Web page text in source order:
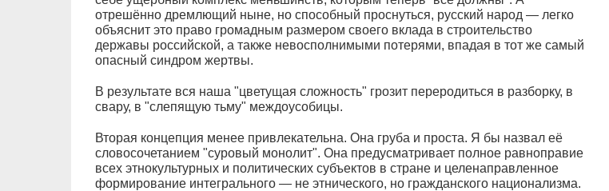
отрешённо дремлющий ныне, но способный проснуться, русский народ — легко
объяснит это право громадным размером своего вклада в строительство
державы российской, а также невосполнимыми потерями, впадая в тот же самый
опасный синдром жертвы.
В результате вся наша "цветущая сложность" грозит переродиться в разборку, в
свару, в "слепящую тьму" междоусобицы.
Вторая концепция менее привлекательна. Она груба и проста. Я бы назвал её
словосочетанием "суровый монолит". Она предусматривает полное равноправие
всех этнокультурных и политических субъектов в стране и целенаправленное
формирование интегрального — не этнического, но гражданского национализма.